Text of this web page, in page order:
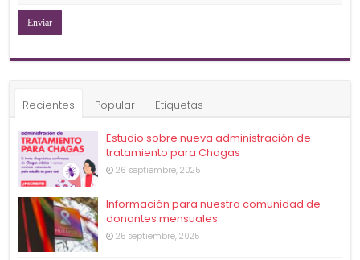
Recientes Popular Etiquetas
Estudio sobre nueva administración de
tratamiento para Chagas
26 septiembre, 2025
Información para nuestra comunidad de
donantes mensuales
25 septiembre, 2025